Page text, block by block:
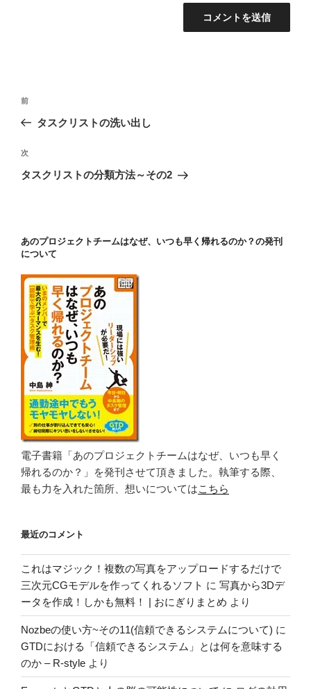
投
ナ
ビ
ゲ
ン
前
の
稿
前
タスクリストの洗い出し
次
の
次
タスクリストの分類方法～その2
あのプロジェクトチームはなぜ、いつも早く帰れるのか？の発刊
について
電子書籍「あのプロジェクトチームはなぜ、いつも早く
帰れるのか？」を発刊させて頂きました。執筆する際、
最も力を入れた箇所、想いについてはこちら
最近のコメント
これはマジック！複数の写真をアップロードするだけで
三次元CGモデルを作ってくれるソフト に 写真から3Dデ
ータを作成！しかも無料！ | おにぎりまとめ より
Nozbeの使い方~その11(信頼できるシステムについて) に
GTDにおける「信頼できるシステム」とは何を意味する
のか – R-style より